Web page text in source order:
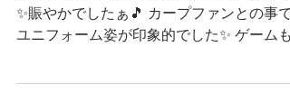
結婚式二次会！